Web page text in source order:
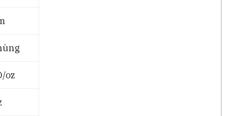
oz